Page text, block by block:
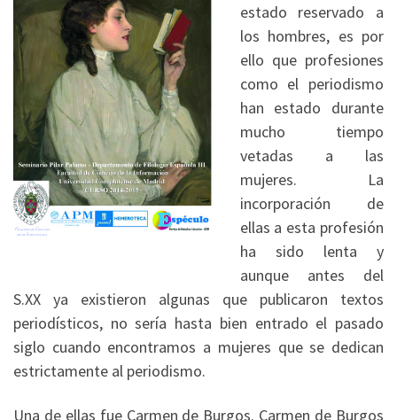
estado reservado a
los hombres, es por
ello que profesiones
como el periodismo
han estado durante
mucho tiempo
vetadas a las
mujeres. La
incorporación de
ellas a esta profesión
ha sido lenta y
aunque antes del
S.XX ya existieron algunas que publicaron textos
periodísticos, no sería hasta bien entrado el pasado
siglo cuando encontramos a mujeres que se dedican
estrictamente al periodismo.
Una de ellas fue Carmen de Burgos. Carmen de Burgos